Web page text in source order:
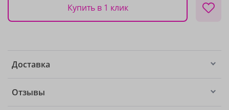
Купить в 1 клик
Доставка
Отзывы